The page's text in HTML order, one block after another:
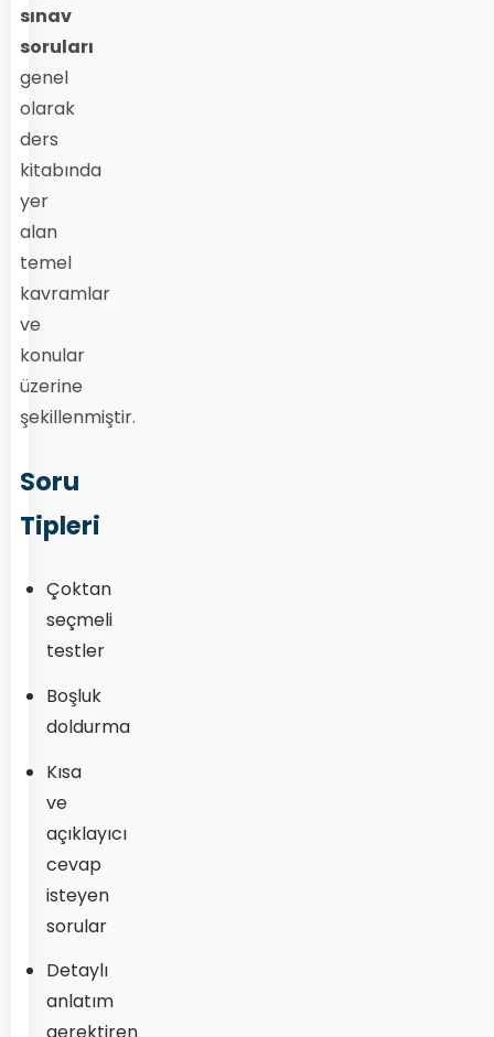
sınav
soruları
genel
olarak
ders
kitabında
yer
alan
temel
kavramlar
ve
konular
üzerine
şekillenmiştir.
Soru
Tipleri
Çoktan
seçmeli
testler
Boşluk
doldurma
Kısa
ve
açıklayıcı
cevap
isteyen
sorular
Detaylı
anlatım